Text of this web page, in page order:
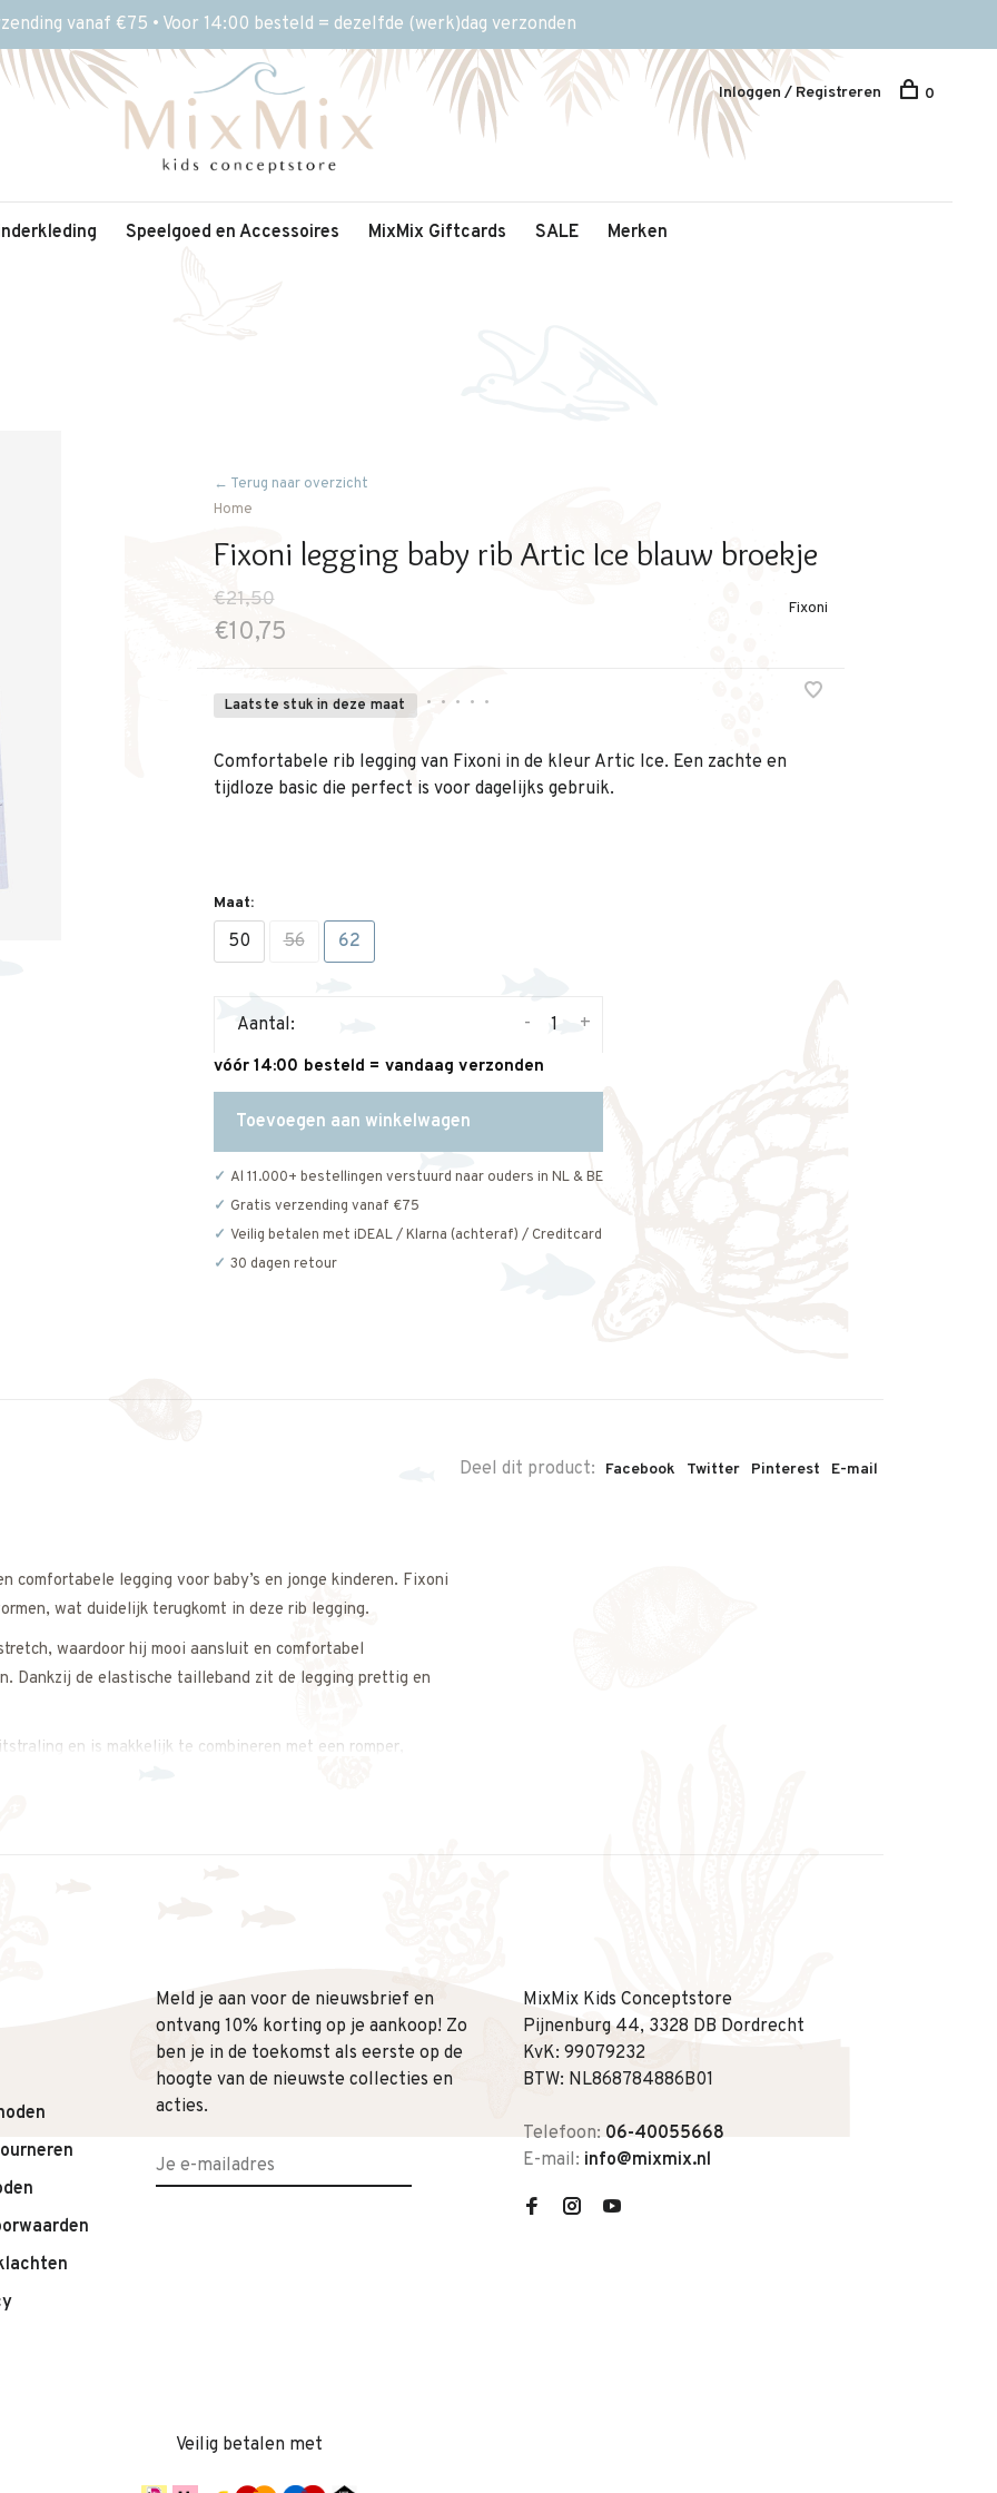
vanaf €75 • Voor 14:00 besteld = dezelfde (werk)dag verzonden
Speelgoed en Accessoires MixMix Giftcards SALE Merken
Inloggen / Registreren 0
← Terug naar overzicht
Home
Fixoni legging baby rib Artic Ice blauw broekje
€21,50
€10,75
Fixoni
Laatste stuk in deze maat • • • • •
Comfortabele rib legging van Fixoni in de kleur Artic Ice. Een zachte en
tijdloze basic die perfect is voor dagelijks gebruik.
Maat:
50 56 62
Aantal: +
-
vóór 14:00 besteld = vandaag verzonden
Toevoegen aan winkelwagen
Al 11.000+ bestellingen verstuurd naar ouders in NL & BE
Gratis verzending vanaf €75
Veilig betalen met iDEAL / Klarna (achteraf) / Creditcard
30 dagen retour
Deel dit product: Facebook Twitter Pinterest E-mail
comfortabele legging voor baby’s en jonge kinderen. Fixoni
wat duidelijk terugkomt in deze rib legging.
waardoor hij mooi aansluit en comfortabel
Dankzij de elastische tailleband zit de legging prettig en
en is makkelijk te combineren met een romper,
op. We meten de legging graag voor je na, zodat je zeker
legging voor baby’s en jonge kinderen. Fixoni
wat duidelijk terugkomt in deze rib legging.
en is makkelijk te combineren met een romper,
We meten de legging graag voor je na, zodat je zeker
Meld je aan voor de nieuwsbrief en
ontvang 10% korting op je aankoop! Zo
ben je in de toekomst als eerste op de
hoogte van de nieuwste collecties en
acties.
MixMix Kids Conceptstore
Pijnenburg 44, 3328 DB Dordrecht
KvK: 99079232
BTW: NL868784886B01
Telefoon: 06-40055668
E-mail: info@mixmix.nl
Veilig betalen met